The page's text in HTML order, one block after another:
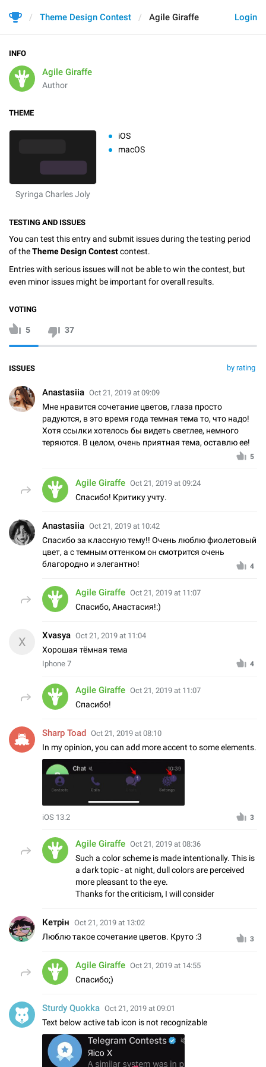
Login
Theme Design Contest Agile Giraffe
INFO
Agile Giraffe
Author
THEME
Syringa Charles Joly
iOS
macOS
TESTING AND ISSUES
You can test this entry and submit issues during the testing period
of theTheme Design Contestcontest.
Entries with serious issues will not be able to win the contest, but
even minor issues might be important for overall results.
VOTING
5 37
by rating
ISSUES
Anastasiia Oct 21, 2019 at 09:09
Мне нравится сочетание цветов, глаза просто
радуются, в это время года темная тема то, что надо!
Хотя ссылки хотелось бы видеть светлее, немного
теряются. В целом, очень приятная тема, оставлю ее!
5
Agile Giraffe Oct 21, 2019 at 09:24
Спасибо! Критику учту.
Anastasiia Oct 21, 2019 at 10:42
Спасибо за классную тему!! Очень люблю фиолетовый
цвет, а с темным оттенком он смотрится очень
благородно и элегантно!
4
Agile Giraffe Oct 21, 2019 at 11:07
Спасибо, Анастасия!:)
Х Хvasya Oct 21, 2019 at 11:04
Хорошая тёмная тема
Iphone 7 4
Agile Giraffe Oct 21, 2019 at 11:07
Спасибо!
Sharp Toad Oct 21, 2019 at 08:10
In my opinion, you can add more accent to some elements.
iOS 13.2 3
Agile Giraffe Oct 21, 2019 at 08:36
Such a color scheme is made intentionally. This is
a dark topic - at night, dull colors are perceived
more pleasant to the eye.
Thanks for the criticism, I will consider
Кетрін Oct 21, 2019 at 13:02
Люблю такое сочетание цветов. Круто :3 3
Agile Giraffe Oct 21, 2019 at 14:55
Спасибо;)
Sturdy Quokka Oct 21, 2019 at 09:01
Text below active tab icon is not recognizable